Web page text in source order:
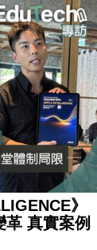
》
真實案例